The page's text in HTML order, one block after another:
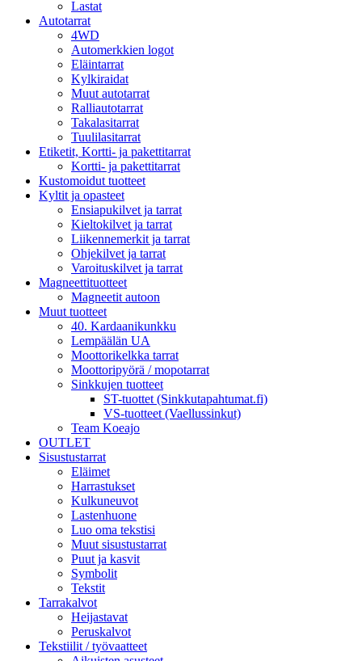
Lastat
Autotarrat
4WD
Automerkkien logot
Eläintarrat
Kylkiraidat
Muut autotarrat
Ralliautotarrat
Takalasitarrat
Tuulilasitarrat
Etiketit, Kortti- ja pakettitarrat
Kortti- ja pakettitarrat
Kustomoidut tuotteet
Kyltit ja opasteet
Ensiapukilvet ja tarrat
Kieltokilvet ja tarrat
Liikennemerkit ja tarrat
Ohjekilvet ja tarrat
Varoituskilvet ja tarrat
Magneettituotteet
Magneetit autoon
Muut tuotteet
40. Kardaanikunkku
Lempäälän UA
Moottorikelkka tarrat
Moottoripyörä / mopotarrat
Sinkkujen tuotteet
ST-tuottet (Sinkkutapahtumat.fi)
VS-tuotteet (Vaellussinkut)
Team Koeajo
OUTLET
Sisustustarrat
Eläimet
Harrastukset
Kulkuneuvot
Lastenhuone
Luo oma tekstisi
Muut sisustustarrat
Puut ja kasvit
Symbolit
Tekstit
Tarrakalvot
Heijastavat
Peruskalvot
Tekstiilit / työvaatteet